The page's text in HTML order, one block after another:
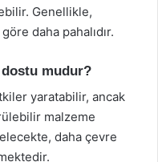
Genellikle,
daha pahalıdır.
mudur?
yaratabilir, ancak
malzeme
daha çevre